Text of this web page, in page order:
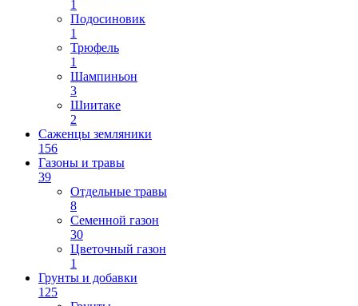
1
Подосиновик
1
Трюфель
1
Шампиньон
3
Шиитаке
2
Саженцы земляники
156
Газоны и травы
39
Отдельные травы
8
Семенной газон
30
Цветочный газон
1
Грунты и добавки
125